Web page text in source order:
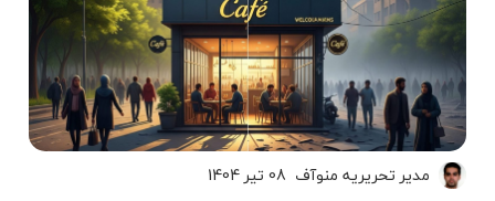
مدیر تحریریه منوآف 08 تیر 1404